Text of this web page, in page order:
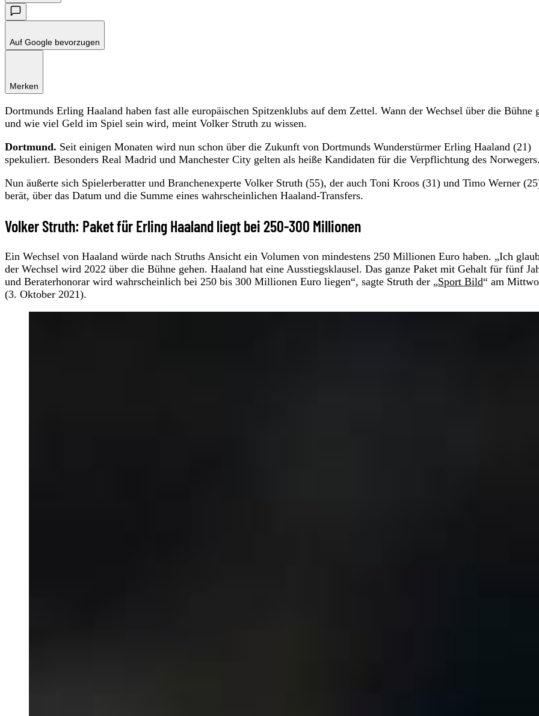
Auf Google bevorzugen
Merken
Dortmunds Erling Haaland haben fast alle europäischen Spitzenklubs auf dem Zettel. Wann der Wechsel über die Bühne
und wie viel Geld im Spiel sein wird, meint Volker Struth zu wissen.
Dortmund. Seit einigen Monaten wird nun schon über die Zukunft von Dortmunds Wunderstürmer Erling Haaland (21)
spekuliert. Besonders Real Madrid und Manchester City gelten als heiße Kandidaten für die Verpflichtung des Norwegers.
Nun äußerte sich Spielerberatter und Branchenexperte Volker Struth (55), der auch Toni Kroos (31) und Timo Werner
berät, über das Datum und die Summe eines wahrscheinlichen Haaland-Transfers.
Volker Struth: Paket für Erling Haaland liegt bei 250-300 Millionen
Ein Wechsel von Haaland würde nach Struths Ansicht ein Volumen von mindestens 250 Millionen Euro haben. „Ich
der Wechsel wird 2022 über die Bühne gehen. Haaland hat eine Ausstiegsklausel. Das ganze Paket mit Gehalt für fünf
und Beraterhonorar wird wahrscheinlich bei 250 bis 300 Millionen Euro liegen“, sagte Struth der „Sport Bild“ am
(3. Oktober 2021).